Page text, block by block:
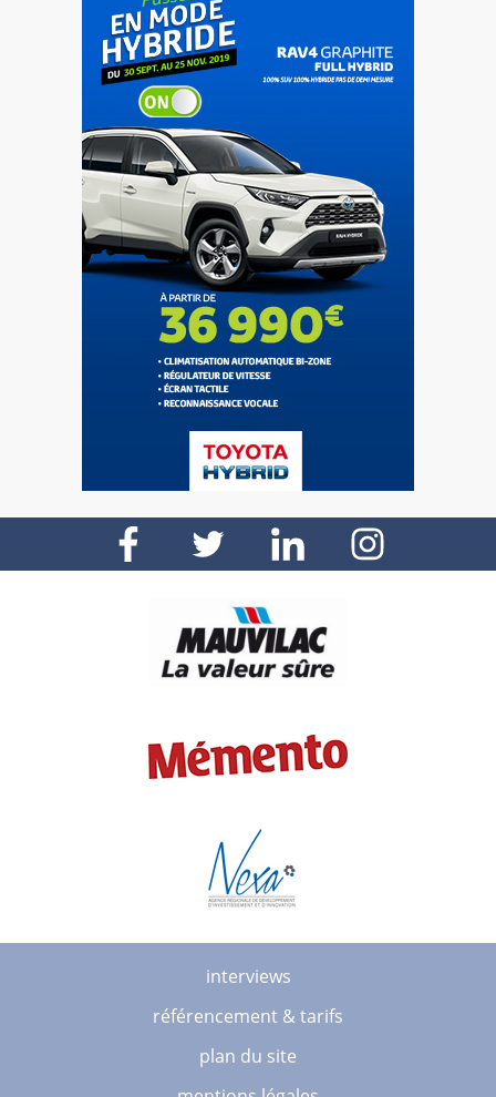
interviews
référencement & tarifs
plan du site